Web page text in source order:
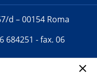
d – 00154 Roma
684251 - fax. 06